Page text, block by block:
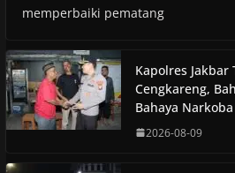
memperbaiki pematang
Kapolres Jakbar
Cengkareng,
Bahaya Narkoba
2026-08-09